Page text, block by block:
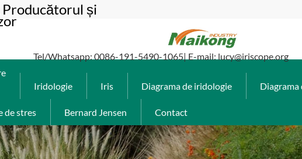
și
Tel/Whatsapp: 0086-191-5490-1065| E-mail: lucy@iriscope.org
Iridologie
Iris Diagrama de iridologie Diagrama
de stres Bernard Jensen Contact